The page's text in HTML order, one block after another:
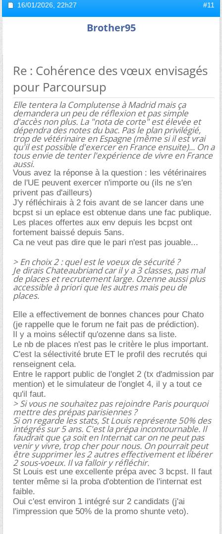
16/01/2026, 22h27 #11
Brother95
Re : Cohérence des vœux envisagés
pour Parcoursup
Elle tentera la Complutense à Madrid mais ça
demandera un peu de réflexion et pas simple
d'accès non plus. La "nota de corte" est élevée et
dépendra des notes du bac. Pas le plan privilégié,
trop de vétérinaire en Espagne (même si il est vrai
qu'il est possible d'exercer en France ensuite)... On a
tous envie de tenter l'expérience de vivre en France
aussi.
Vous avez la réponse à la question : les vétérinaires
de l'UE peuvent exercer n'importe ou (ils ne s'en
privent pas d'ailleurs)
J'y réfléchirais à 2 fois avant de se lancer dans une
bcpst si un eplace est obtenue dans une fac publique.
Les places offertes aux env depuis les bcpst ont
fortement baissé depuis 5ans.
Ca ne veut pas dire que le pari n'est pas jouable...
> En choix 2 : quel est le voeux de sécurité ?
Je dirais Chateaubriand car il y a 3 classes, pas mal
de places et recrutement large. Ozenne aussi plus
accessible à priori que les autres mais peu de
places.
Elle a effectivement de bonnes chances pour Chato
(je rappelle que le forum ne fait pas de prédiction).
Il y a moins sélectif qu'ozenne dans sa liste.
Le nb de places n'est pas le critère le plus important.
C'est la sélectivité brute ET le profil des recrutés qui
renseignent cela.
Entre le rapport public de l'onglet 2 (tx d'admission par
mention) et le simulateur de l'onglet 4, il y a tout ce
qu'il faut.
> Si vous ne souhaitez pas rejoindre Paris pourquoi
mettre des prépas parisiennes ?
Si on regarde les stats, St Louis représente 50% des
intégrés sur 5 ans. C'est la prépa incontournable. Il
faudrait que ça soit en Internat car on ne peut pas
venir y vivre, trop cher pour nous. On pourrait peut
être supprimer les 2 autres effectivement et libérer
2 sous-voeux. Il va falloir y réfléchir.
St Louis est une excellente prépa avec 3 bcpst. Il faut
tenter même si la proba d'obtention de l'internat est
faible.
Oui c'est environ 1 intégré sur 2 candidats (j'ai
l'impression que 50% de la promo shunte veto).